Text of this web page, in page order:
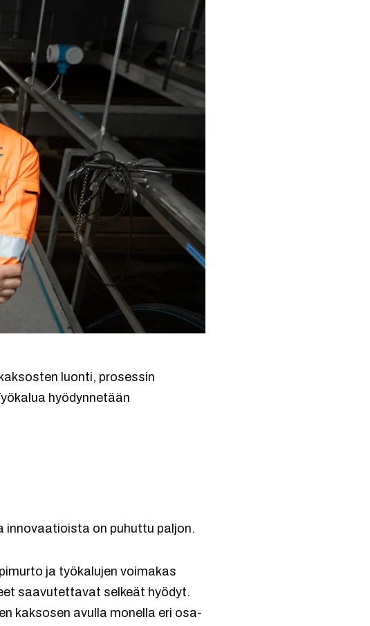
luonti, prosessin
hyödynnetään
on puhuttu paljon.
ja työkalujen voimakas
saavutettavat selkeät hyödyt.
kaksosen avulla monella eri osa-